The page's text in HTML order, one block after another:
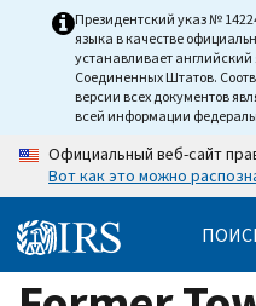
Президентский указ №
языка в качестве
устанавливает
Соединенных Штатов.
версии всех документов
всей информации
Официальный веб-сайт
Вот как это можно